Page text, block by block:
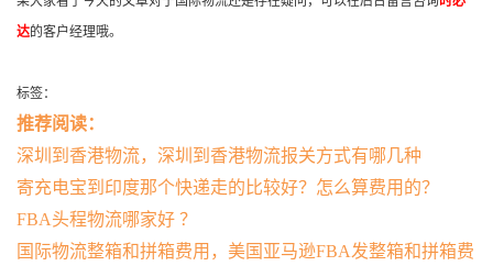
达的客户经理哦。
标签：
推荐阅读：
深圳到香港物流，深圳到香港物流报关方式有哪几种
寄充电宝到印度那个快递走的比较好？怎么算费用的？
FBA头程物流哪家好 ？
国际物流整箱和拼箱费用，美国亚马逊FBA发整箱和拼箱费